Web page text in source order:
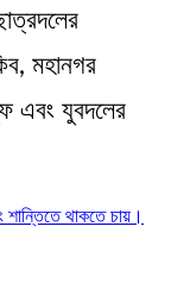
মহানগর
এবং যুবদলের
শান্তিতে থাকতে চায়।